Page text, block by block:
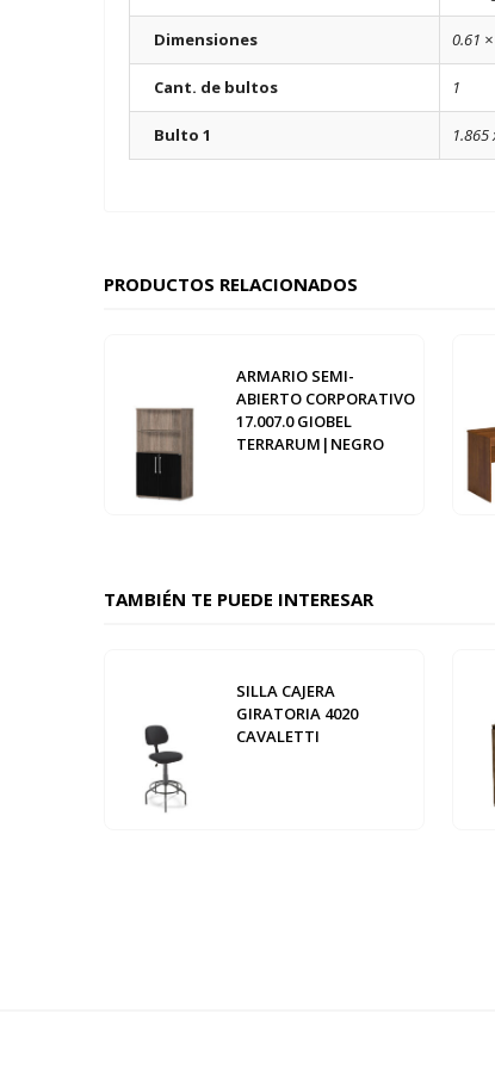
Dimensiones 0.61
Cant. de bultos 1
Bulto 1 1.865
PRODUCTOS RELACIONADOS
ARMARIO SEMI-
ABIERTO CORPORATIVO
17.007.0 GIOBEL
TERRARUM|NEGRO
TAMBIÉN TE PUEDE INTERESAR
SILLA CAJERA
GIRATORIA 4020
CAVALETTI